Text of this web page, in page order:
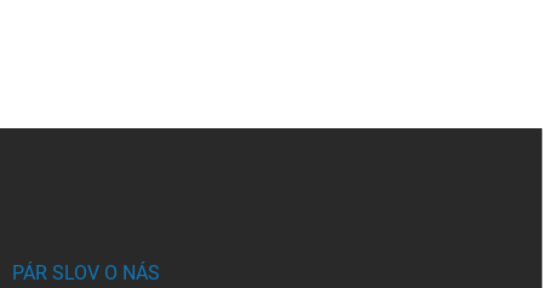
PÁR SLOV O NÁS